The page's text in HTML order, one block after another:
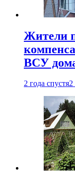
Жители
ВСУ
2 года спустя2